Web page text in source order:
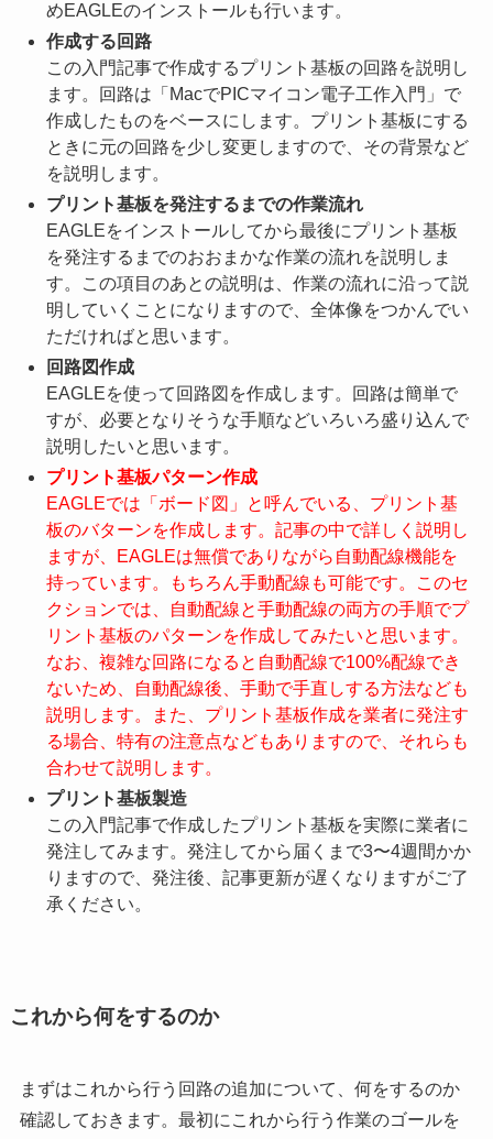
めEAGLEのインストールも行います。
作成する回路
この入門記事で作成するプリント基板の回路を説明し
ます。回路は「MacでPICマイコン電子工作入門」で
作成したものをベースにします。プリント基板にする
ときに元の回路を少し変更しますので、その背景など
を説明します。
プリント基板を発注するまでの作業流れ
EAGLEをインストールしてから最後にプリント基板
を発注するまでのおおまかな作業の流れを説明しま
す。この項目のあとの説明は、作業の流れに沿って説
明していくことになりますので、全体像をつかんでい
ただければと思います。
回路図作成
EAGLEを使って回路図を作成します。回路は簡単で
すが、必要となりそうな手順などいろいろ盛り込んで
説明したいと思います。
プリント基板パターン作成
EAGLEでは「ボード図」と呼んでいる、プリント基
板のバターンを作成します。記事の中で詳しく説明し
ますが、EAGLEは無償でありながら自動配線機能を
持っています。もちろん手動配線も可能です。このセ
クションでは、自動配線と手動配線の両方の手順でプ
リント基板のパターンを作成してみたいと思います。
なお、複雑な回路になると自動配線で100%配線でき
ないため、自動配線後、手動で手直しする方法なども
説明します。また、プリント基板作成を業者に発注す
る場合、特有の注意点などもありますので、それらも
合わせて説明します。
プリント基板製造
この入門記事で作成したプリント基板を実際に業者に
発注してみます。発注してから届くまで3〜4週間かか
りますので、発注後、記事更新が遅くなりますがご了
承ください。
これから何をするのか
まずはこれから行う回路の追加について、何をするのか
確認しておきます。最初にこれから行う作業のゴールを